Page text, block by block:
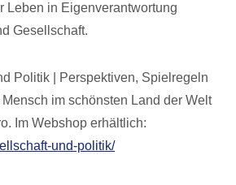
Leben in Eigenverantwortung
Gesellschaft.
Politik | Perspektiven, Spielregeln
im schönsten Land der Welt
Im Webshop erhältlich:
und-politik/